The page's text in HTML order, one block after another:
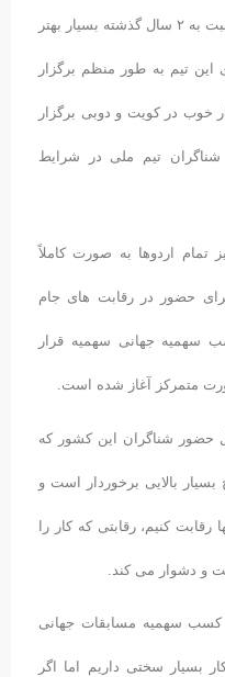
تیم گفت: وضعیت اردوهای تیم ملی نسبت به ۲ سال گذشته بسیار بهتر
تیم به طور منظم برگزار
بسیار خوب در کویت و دوبی برگزار
تیم ملی در شرایط
تمام اردوها به صورت کاملاً
حضور در رقابت های جام
سهمیه جهانی سهمیه قرار
متمرکز آغاز شده است.
حضور شناگران این کشور که
بالایی برخوردار است و
کنیم، رقابتی که کار را
و دشوار می کند.
کسب سهمیه مسابقات جهانی
بسیار سختی داریم اما اگر